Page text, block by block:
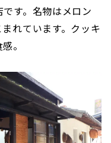
す。名物はメロン
れています。クッキ
。